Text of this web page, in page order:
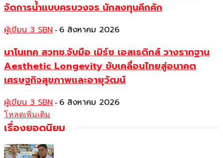
จัดการน้ำแบบครบวงจร นักลงทุนคึกคัก
ผู้เขียน 3 SBN - 6 สิงหาคม 2026
นาโนเทค สวทช.จับมือ เมิร์ซ เอสเธติกส์ วางรากฐาน
Aesthetic Longevity ขับเคลื่อนไทยสู่อนาคต
เศรษฐกิจสุขภาพและอายุวัฒน์
ผู้เขียน 3 SBN - 6 สิงหาคม 2026
โหลดเพิ่มเติม
เรื่องยอดนิยม